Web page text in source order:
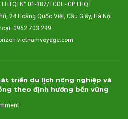
N° 01-387/TCDL - GP LHQT
24 Hoàng Quốc Việt, Cầu Giấy, Hà Nội
0962 703 299
vietnamvoyage.com
triển du lịch nông nghiệp và
theo định hướng bền vững